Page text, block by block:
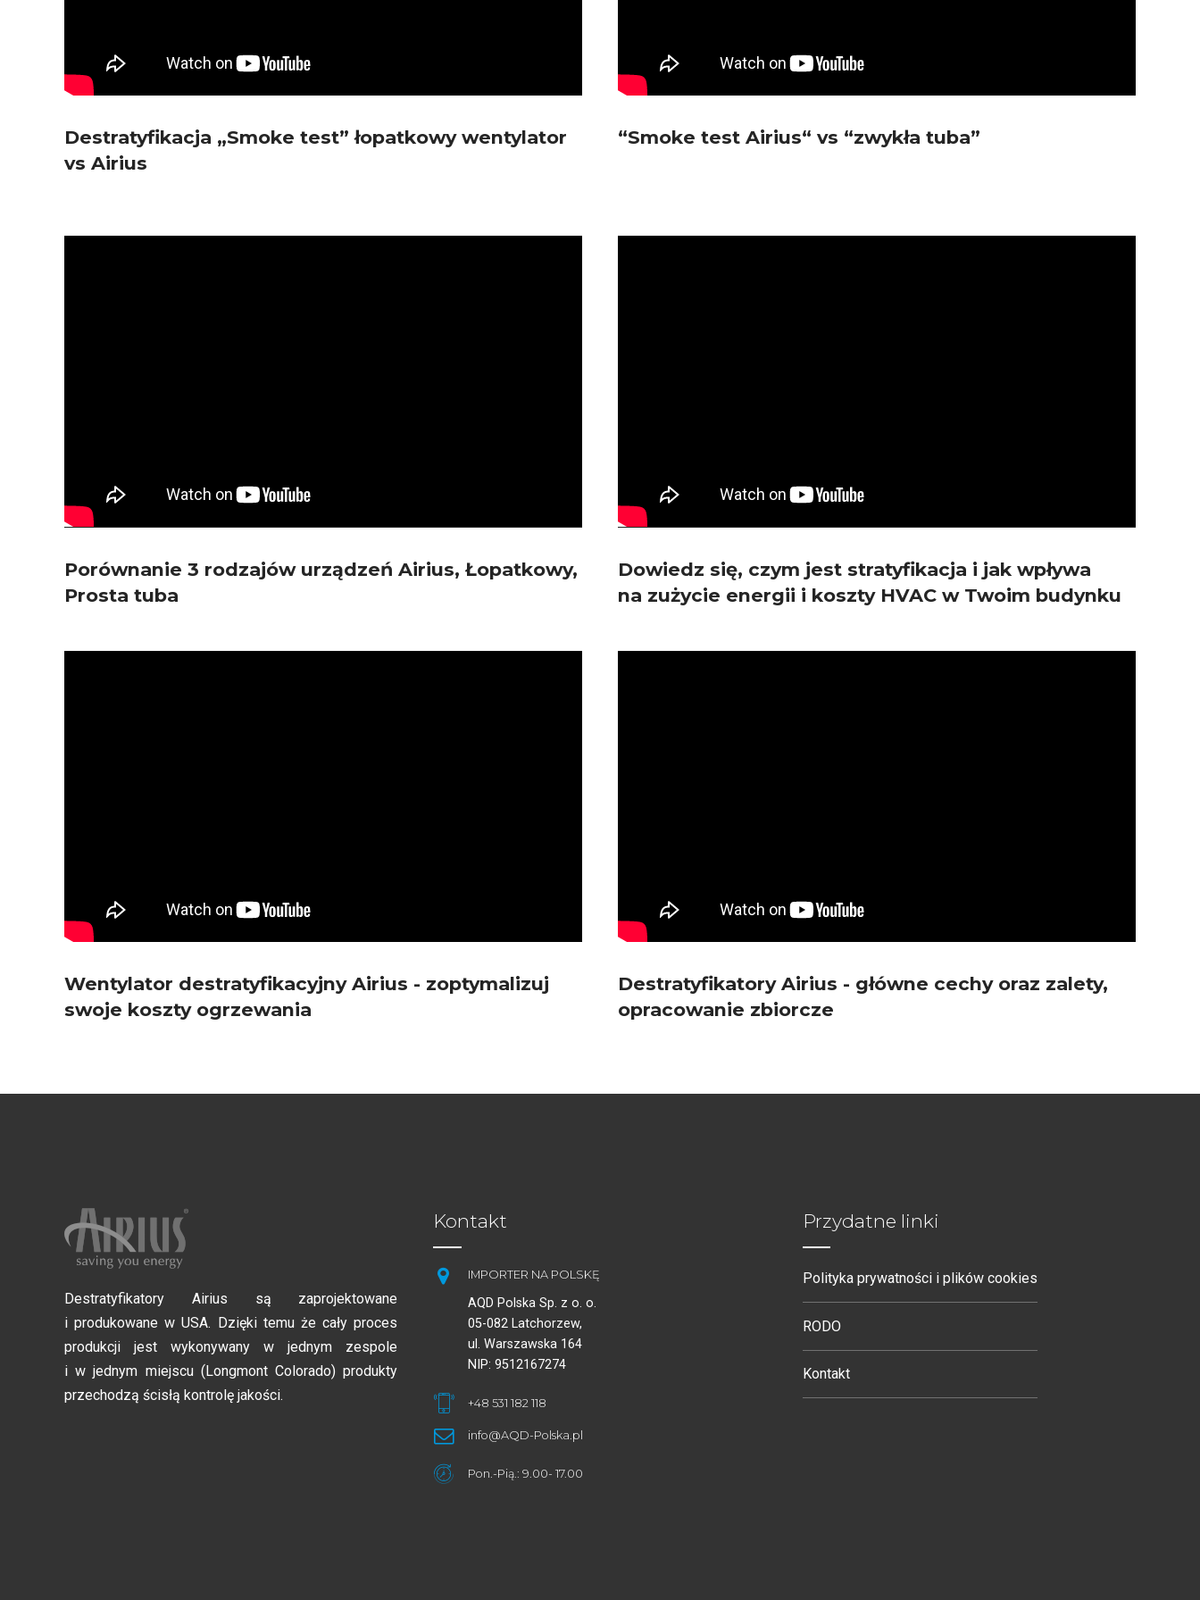
Destratyfikacja „Smoke test” łopatkowy wentylator
vs Airius
“Smoke test Airius“ vs “zwykła tuba”
Porównanie 3 rodzajów urządzeń Airius, Łopatkowy,
Prosta tuba
Dowiedz się, czym jest stratyfikacja i jak wpływa
na zużycie energii i koszty HVAC w Twoim budynku
Wentylator destratyfikacyjny Airius - zoptymalizuj
swoje koszty ogrzewania
Destratyfikatory Airius - główne cechy oraz zalety,
opracowanie zbiorcze
Destratyfikatory Airius są zaprojektowane
i produkowane w USA. Dzięki temu że cały proces
produkcji jest wykonywany w jednym zespole
i w jednym miejscu (Longmont Colorado) produkty
przechodzą ścisłą kontrolę jakości.
Kontakt
IMPORTER NA POLSKĘ
AQD Polska Sp. z o. o.
05-082 Latchorzew,
ul. Warszawska 164
NIP: 9512167274
+48 531 182 118
info@AQD-Polska.pl
Pon.-Pią.: 9.00- 17.00
Przydatne linki
Polityka prywatności i plików cookies
RODO
Kontakt